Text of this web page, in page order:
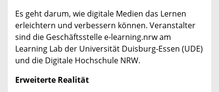
Es geht darum, wie digitale Medien das Lernen
erleichtern und verbessern können. Veranstalter
sind die Geschäftsstelle e-learning.nrw am
Learning Lab der Universität Duisburg-Essen (UDE)
und die Digitale Hochschule NRW.
Erweiterte Realität